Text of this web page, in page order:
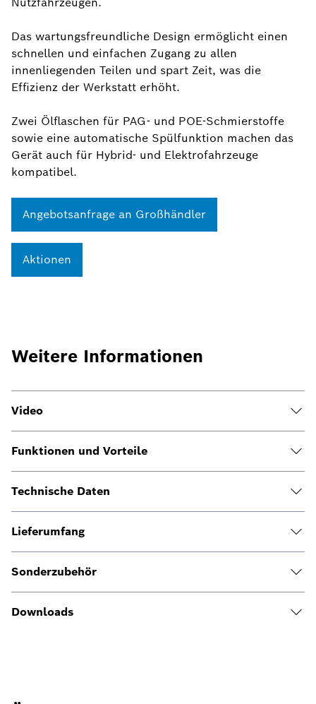
Das wartungsfreundliche Design ermöglicht einen
schnellen und einfachen Zugang zu allen
innenliegenden Teilen und spart Zeit, was die
Effizienz der Werkstatt erhöht.
Zwei Ölflaschen für PAG- und POE-Schmierstoffe
sowie eine automatische Spülfunktion machen das
Gerät auch für Hybrid- und Elektrofahrzeuge
kompatibel.
Angebotsanfrage an Großhändler
Aktionen
Weitere Informationen
Video
Funktionen und Vorteile
Technische Daten
Lieferumfang
Sonderzubehör
Downloads